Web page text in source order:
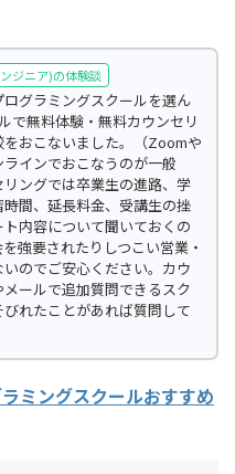
ジニア)の体験談
グラミングスクールを選ん
で無料体験・無料カウンセリ
おこないました。（Zoomや
インでおこなうのが一般
ングでは卒業生の進路、学
間、延長料金、受講生の挫
内容について聞いておくの
強要されたりしつこい営業・
のでご安心ください。カウ
メールで追加質問できるスク
れたことがあれば質問して
ミングスクールおすすめ